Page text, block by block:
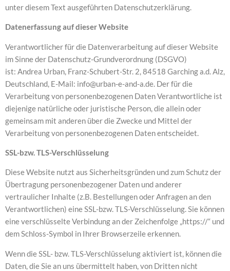
unter diesem Text ausgeführten Datenschutzerklärung.
Datenerfassung auf dieser Website
Verantwortlicher für die Datenverarbeitung auf dieser Website
im Sinne der Datenschutz-Grundverordnung (DSGVO)
ist: Andrea Urban, Franz-Schubert-Str. 2, 84518 Garching a.d. Alz,
Deutschland, E-Mail: info@urban-e-and-a.de. Der für die
Verarbeitung von personenbezogenen Daten Verantwortliche ist
diejenige natürliche oder juristische Person, die allein oder
gemeinsam mit anderen über die Zwecke und Mittel der
Verarbeitung von personenbezogenen Daten entscheidet.
SSL-bzw. TLS-Verschlüsselung
Diese Website nutzt aus Sicherheitsgründen und zum Schutz der
Übertragung personenbezogener Daten und anderer
vertraulicher Inhalte (z.B. Bestellungen oder Anfragen an den
Verantwortlichen) eine SSL-bzw. TLS-Verschlüsselung. Sie können
eine verschlüsselte Verbindung an der Zeichenfolge „https://“ und
dem Schloss-Symbol in Ihrer Browserzeile erkennen.
Wenn die SSL- bzw. TLS-Verschlüsselung aktiviert ist, können die
Daten, die Sie an uns übermittelt haben, von Dritten nicht